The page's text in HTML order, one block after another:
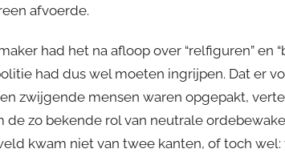
afvoerde.
had het na afloop over “relfiguren” en
had dus wel moeten ingrijpen. Dat er
zwijgende mensen waren opgepakt,
de zo bekende rol van neutrale
kwam niet van twee kanten, of toch wel: